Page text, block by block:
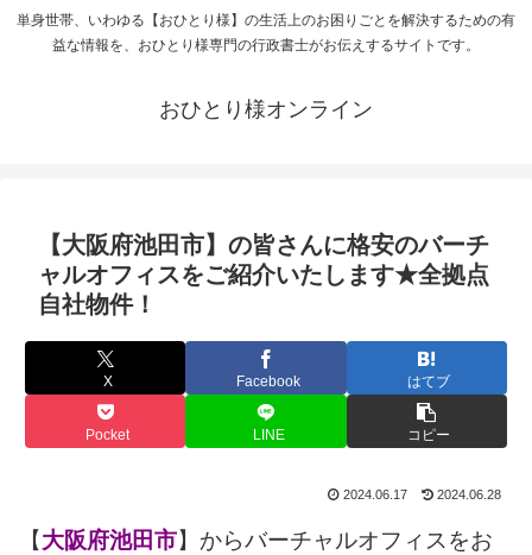
単身世帯、いわゆる【おひとり様】の生活上のお困りごとを解決するための有
益な情報を、おひとり様専門の行政書士がお伝えするサイトです。
おひとり様オンライン
【大阪府池田市】の皆さんに格安のバーチ
ャルオフィスをご紹介いたします★全拠点
自社物件！
X Facebook はてブ
Pocket LINE コピー
2024.06.17 2024.06.28
【大阪府池田市】からバーチャルオフィスをお